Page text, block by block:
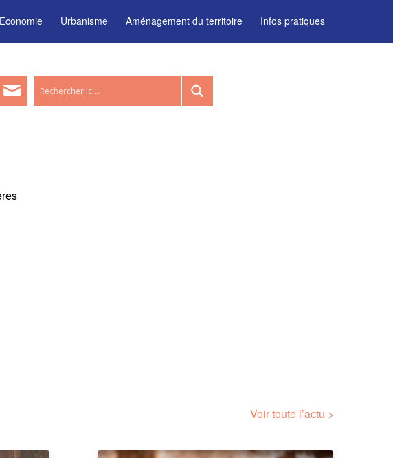
Economie Urbanisme Aménagement du territoire Infos pratiques
Voir toute l’actu >